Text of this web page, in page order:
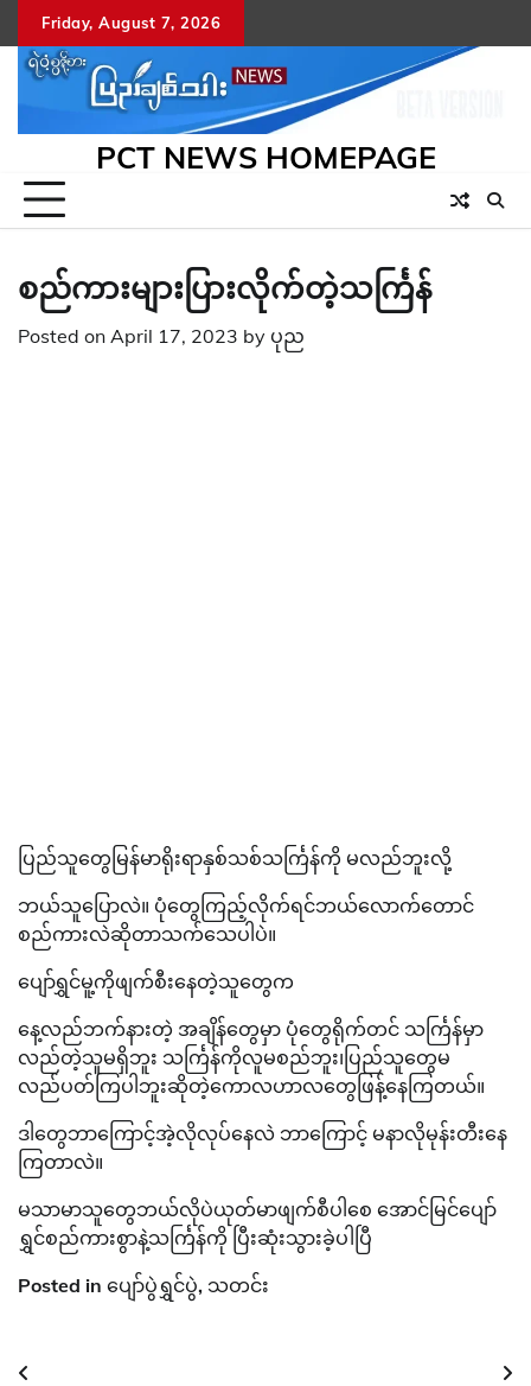
to
content
Friday, August 7, 2026
PCT NEWS HOMEPAGE
စည်ကားများပြားလိုက်တဲ့သင်္ကြန်
Posted on April 17, 2023 by ပုည
ပြည်သူတွေမြန်မာရိုးရာနှစ်သစ်သင်္ကြန်ကို မလည်ဘူးလို့
ဘယ်သူပြောလဲ။ ပုံတွေကြည့်လိုက်ရင်ဘယ်လောက်တောင်
စည်ကားလဲဆိုတာသက်သေပါပဲ။
ပျော်ရွှင်မူ့ကိုဖျက်စီးနေတဲ့သူတွေက
နေ့လည်ဘက်နားတဲ့ အချိန်တွေမှာ ပုံတွေရိုက်တင် သင်္ကြန်မှာ
လည်တဲ့သူမရှိဘူး သင်္ကြန်ကိုလူမစည်ဘူး၊ပြည်သူတွေမ
လည်ပတ်ကြပါဘူးဆိုတဲ့ကောလဟာလတွေဖြန့်နေကြတယ်။
ဒါတွေဘာကြောင့်အဲ့လိုလုပ်နေလဲ ဘာကြောင့် မနာလိုမုန်းတီးနေ
ကြတာလဲ။
မသာမာသူတွေဘယ်လိုပဲယုတ်မာဖျက်စီပါစေ အောင်မြင်ပျော်
ရွှင်စည်ကားစွာနဲ့သင်္ကြန်ကို ပြီးဆုံးသွားခဲ့ပါပြီ
Posted in ပျော်ပွဲရွှင်ပွဲ, သတင်း
Post